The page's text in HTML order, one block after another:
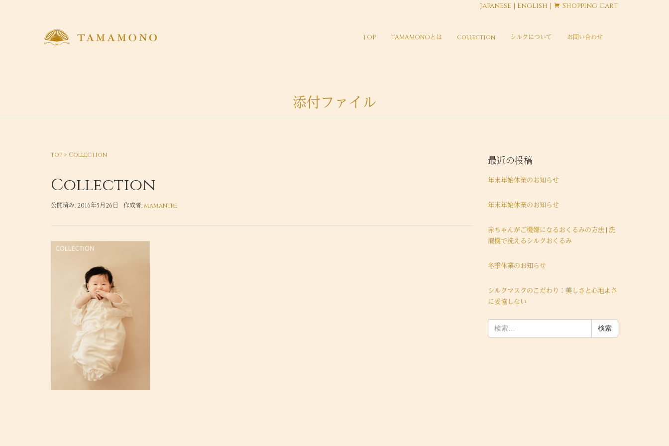
Japanese | English | Shopping Cart
TOP TAMAMONOとは Collection シルクについて お問い合わせ
添付ファイル
top > Collection
Collection
公開済み: 2016年5月26日 作成者:mamantre
最近の投稿
年末年始休業のお知らせ
年末年始休業のお知らせ
赤ちゃんがご機嫌になるおくるみの方法 | 洗
濯機で洗えるシルクおくるみ
冬季休業のお知らせ
シルクマスクのこだわり：美しさと心地よさ
に妥協しない
索: